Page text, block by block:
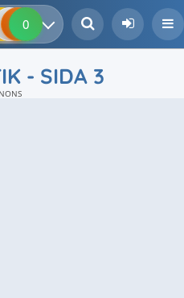
0 0 0
- SIDA 3